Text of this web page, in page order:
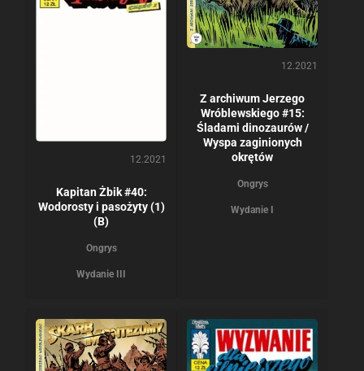
12.2021
Kapitan Żbik #40:
Wodorosty i pasożyty (1)
(B)
Ongrys
Wydanie III
12.2021
Z archiwum Jerzego
Wróblewskiego #15:
Śladami dinozaurów /
Wyspa zaginionych
okrętów
Ongrys
Wydanie I